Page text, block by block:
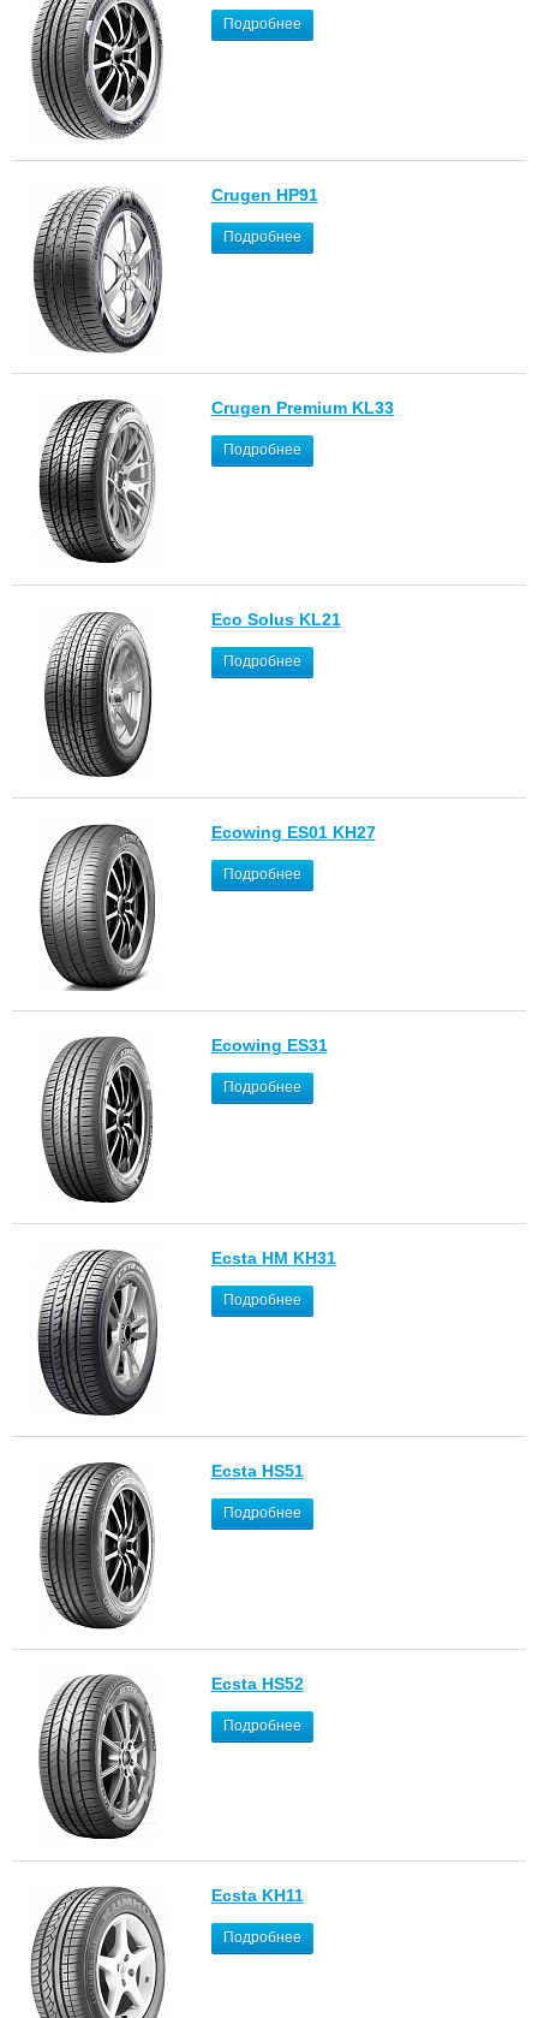
Подробнее
Crugen HP91
Подробнее
Crugen Premium KL33
Подробнее
Eco Solus KL21
Подробнее
Ecowing ES01 KH27
Подробнее
Ecowing ES31
Подробнее
Ecsta HM KH31
Подробнее
Ecsta HS51
Подробнее
Ecsta HS52
Подробнее
Ecsta KH11
Подробнее